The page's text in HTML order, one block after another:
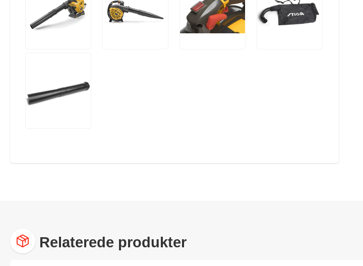
Relaterede produkter